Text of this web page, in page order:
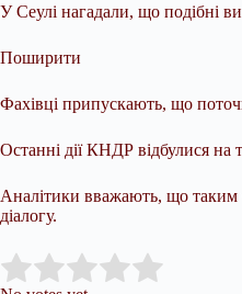
У Сеулі нагадали, що подібні
Поширити
Фахівці припускають, що
Останні дії КНДР відбулися
Аналітики вважають, що таким
діалогу.
Rate this item: